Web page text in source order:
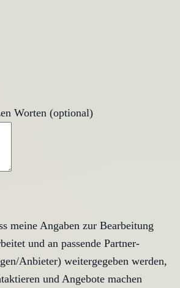
Worten (optional)
meine Angaben zur Bearbeitung
und an passende Partner-
Anbieter) weitergegeben werden,
und Angebote machen